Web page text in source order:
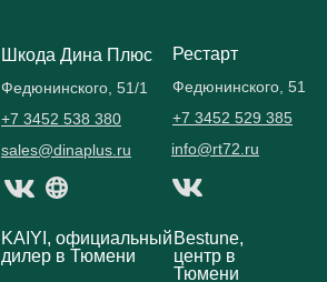
Шкода Дина Плюс
Федюнинского, 51/1
+7 3452 538 380
sales@dinaplus.ru
Рестарт
Федюнинского, 51
+7 3452 529 385
info@rt72.ru
KAIYI, официальный
дилер в Тюмени
Bestune,
центр в
Тюмени